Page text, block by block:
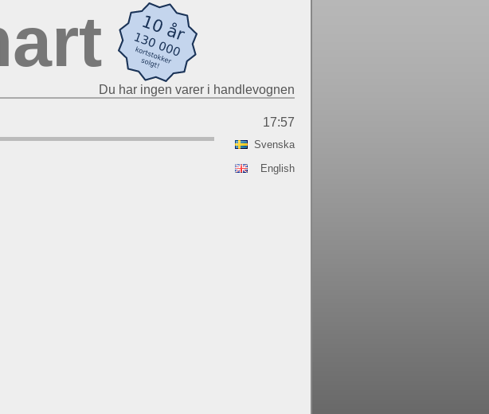
Du har ingen varer i handlevognen
17:57
Svenska
English